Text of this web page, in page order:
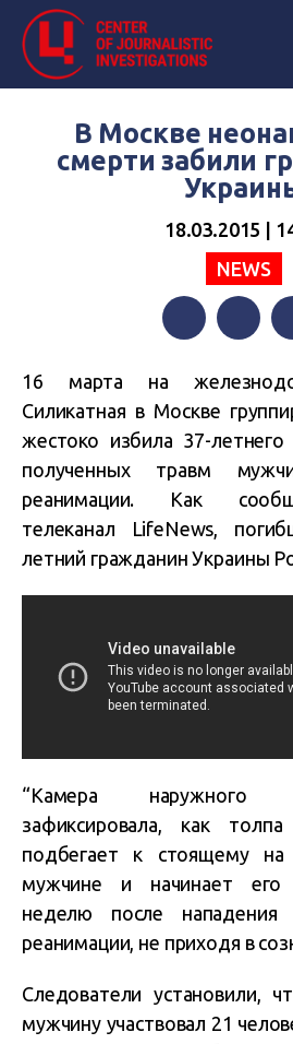
В Москве
смерти забили
18.03.2015 |
NEWS
16 марта на
Силикатная в Москве
жестоко избила 37-летнего
полученных травм
реанимации. Как
телеканал LifeNews,
летний гражданин Украины
“Камера наружного
зафиксировала, как
подбегает к стоящему
мужчине и начинает его
неделю после
реанимации, не приходя в
Следователи установили,
мужчину участвовал 21